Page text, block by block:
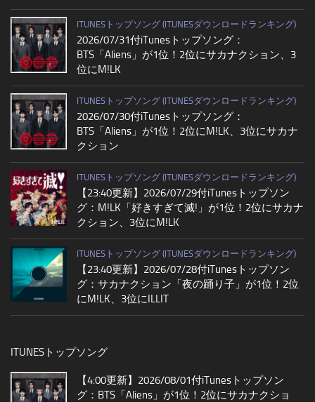
ITUNESトップソング (ITUNESダウンロードランキング)
2026/07/31付iTunesトップソング：
BTS「Aliens」が1位！2位にサカナクション、3
位にM!LK
ITUNESトップソング (ITUNESダウンロードランキング)
2026/07/30付iTunesトップソング：
BTS「Aliens」が1位！2位にM!LK、3位にサカナ
クション
ITUNESトップソング (ITUNESダウンロードランキング)
【23:40更新】2026/07/29付iTunesトップソン
グ：M!LK「好きすぎて滅!」が1位！2位にサカナ
クション、3位にM!LK
ITUNESトップソング (ITUNESダウンロードランキング)
【23:40更新】2026/07/28付iTunesトップソン
グ：サカナクション「夜の踊り子」が1位！2位
にM!LK、3位にILLIT
ITUNESトップソング
【4:00更新】2026/08/01付iTunesトップソン
グ：BTS「Aliens」が1位！2位にサカナクショ